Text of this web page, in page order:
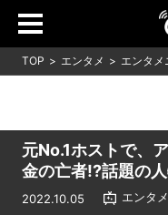
TOP エンタメ エンタメ
元No.1ホストで、
金の亡者!?話題の
2022.10.05 エンタメ